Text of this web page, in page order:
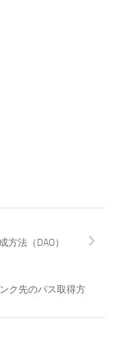
方法（DAO）
ク先のパス取得方